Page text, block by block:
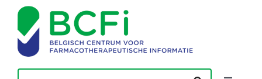
content